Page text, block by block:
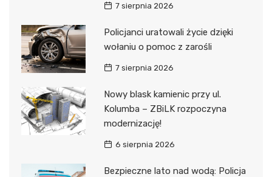
7 sierpnia 2026
Policjanci uratowali życie dzięki
wołaniu o pomoc z zarośli
7 sierpnia 2026
Nowy blask kamienic przy ul.
Kolumba – ZBiLK rozpoczyna
modernizację!
6 sierpnia 2026
Bezpieczne lato nad wodą: Policja